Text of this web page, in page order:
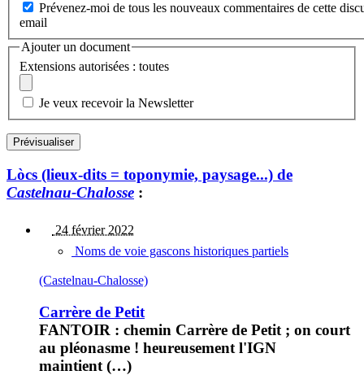
Prévenez-moi de tous les nouveaux commentaires de cette
email
Ajouter un document
Extensions autorisées : toutes
Je veux recevoir la Newsletter
Lòcs (lieux-dits = toponymie, paysage...) de
Castelnau-Chalosse :
24 février 2022
Noms de voie gascons historiques partiels
(Castelnau-Chalosse)
Carrère de Petit
FANTOIR : chemin Carrère de Petit ; on court
au pléonasme ! heureusement l'IGN
maintient (…)